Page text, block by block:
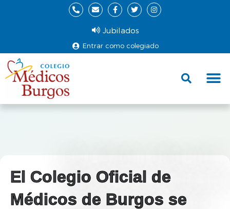
Entrar como colegiado
Jubilados
El Colegio Oficial de
Médicos de Burgos se